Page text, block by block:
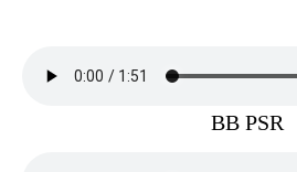
BB PSR